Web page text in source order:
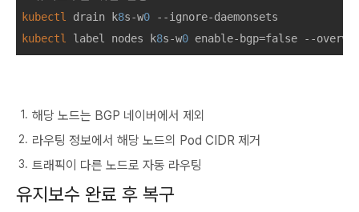
kubectl
drain k8s-w0
kubectl
label nodes k8s-w0 enable-bgp=false --
해당 노드는 BGP 네이버에서 제외
라우팅 정보에서 해당 노드의 Pod CIDR 제거
트래픽이 다른 노드로 자동 라우팅
유지보수 완료 후 복구